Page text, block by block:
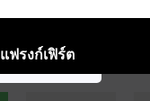
แฟรงก์เฟิร์ต